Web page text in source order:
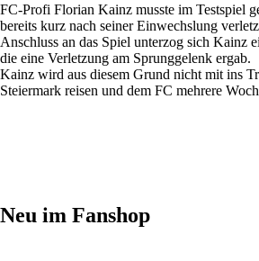
FC-Profi Florian Kainz musste im Testspiel
bereits kurz nach seiner Einwechslung
Anschluss an das Spiel unterzog sich Kainz
die eine Verletzung am Sprunggelenk ergab.
Kainz wird aus diesem Grund nicht mit ins
Steiermark reisen und dem FC mehrere
Neu im Fanshop